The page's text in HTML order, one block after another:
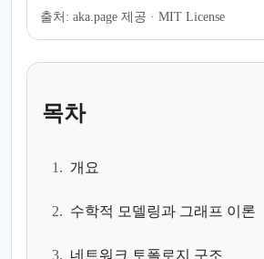
출처: aka.page 제공 · MIT License
목차
1. 개요
2. 수학적 모델링과 그래프 이론
3. 네트워크 토폴로지 구조